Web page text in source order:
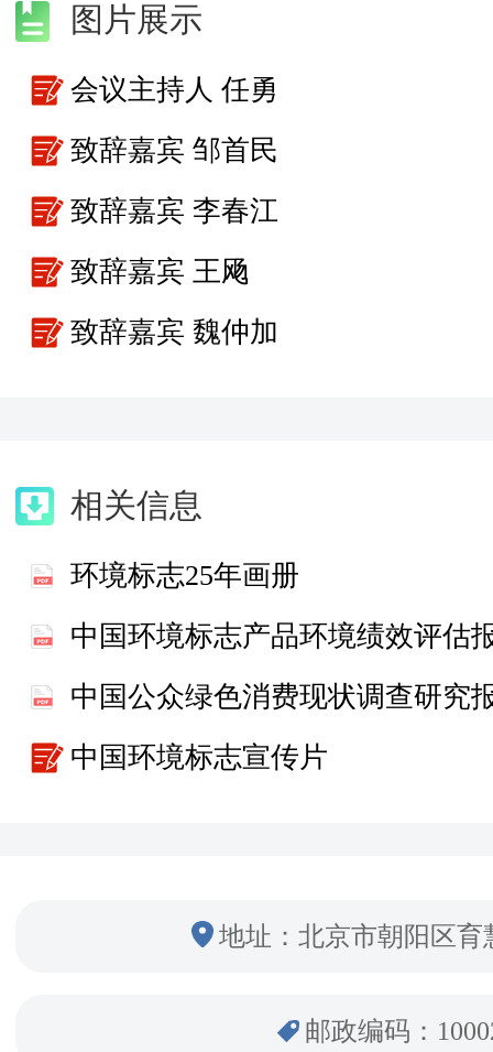
图片展示
会议主持人 任勇
致辞嘉宾 邹首民
致辞嘉宾 李春江
致辞嘉宾 王飏
致辞嘉宾 魏仲加
相关信息
环境标志25年画册
中国公众绿色消费现状调查研究
中国环境标志宣传片
地址：北京市朝阳区育
邮政编码：